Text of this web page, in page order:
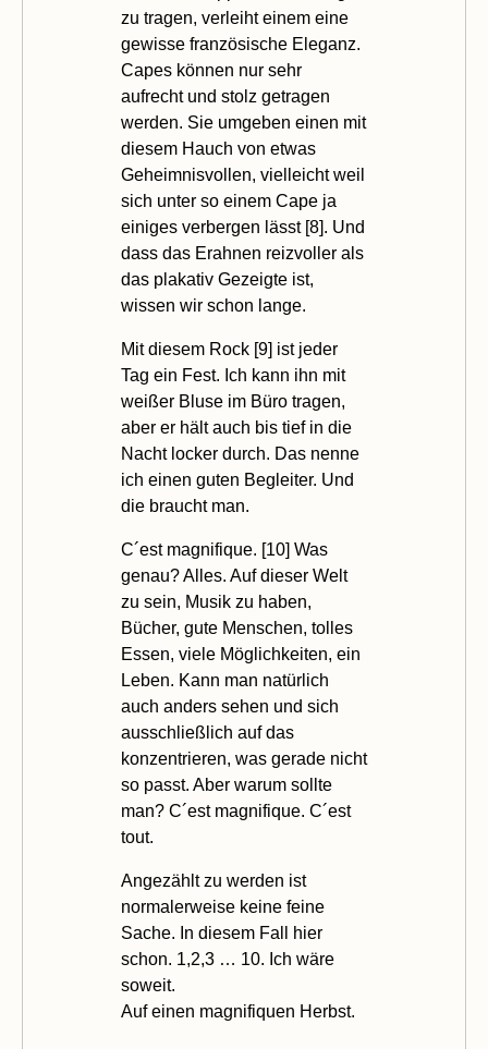
zu tragen, verleiht einem eine
gewisse französische Eleganz.
Capes können nur sehr
aufrecht und stolz getragen
werden. Sie umgeben einen mit
diesem Hauch von etwas
Geheimnisvollen, vielleicht weil
sich unter so einem Cape ja
einiges verbergen lässt [8]. Und
dass das Erahnen reizvoller als
das plakativ Gezeigte ist,
wissen wir schon lange.
Mit diesem Rock [9] ist jeder
Tag ein Fest. Ich kann ihn mit
weißer Bluse im Büro tragen,
aber er hält auch bis tief in die
Nacht locker durch. Das nenne
ich einen guten Begleiter. Und
die braucht man.
C´est magnifique. [10] Was
genau? Alles. Auf dieser Welt
zu sein, Musik zu haben,
Bücher, gute Menschen, tolles
Essen, viele Möglichkeiten, ein
Leben. Kann man natürlich
auch anders sehen und sich
ausschließlich auf das
konzentrieren, was gerade nicht
so passt. Aber warum sollte
man? C´est magnifique. C´est
tout.
Angezählt zu werden ist
normalerweise keine feine
Sache. In diesem Fall hier
schon. 1,2,3 … 10. Ich wäre
soweit.
Auf einen magnifiquen Herbst.